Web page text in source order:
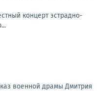
концерт эстрадно-
военной драмы Дмитрия